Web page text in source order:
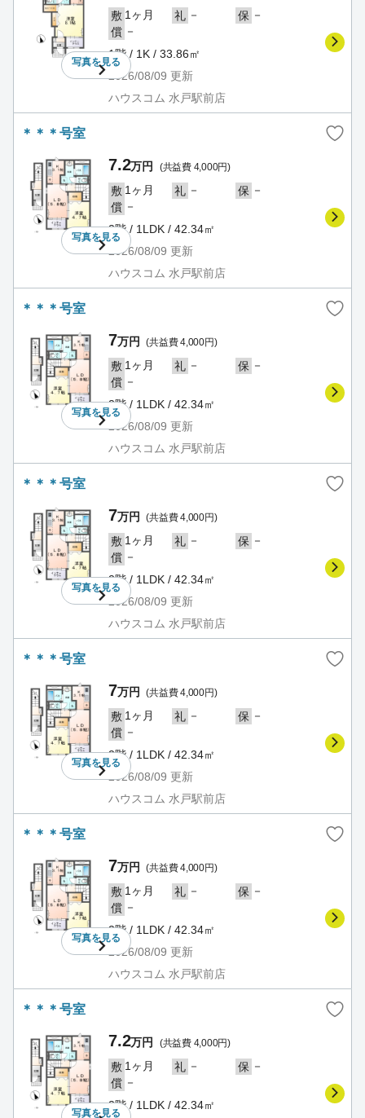
写真を見る
敷 1ヶ月 礼 － 保 －
償 －
1階 / 1K / 33.86㎡
2026/08/09 更新
ハウスコム 水戸駅前店
＊＊＊号室
写真を見る
7.2万円 (共益費 4,000円)
敷 1ヶ月 礼 － 保 －
償 －
2階 / 1LDK / 42.34㎡
2026/08/09 更新
ハウスコム 水戸駅前店
＊＊＊号室
写真を見る
7万円 (共益費 4,000円)
敷 1ヶ月 礼 － 保 －
償 －
2階 / 1LDK / 42.34㎡
2026/08/09 更新
ハウスコム 水戸駅前店
＊＊＊号室
写真を見る
7万円 (共益費 4,000円)
敷 1ヶ月 礼 － 保 －
償 －
2階 / 1LDK / 42.34㎡
2026/08/09 更新
ハウスコム 水戸駅前店
＊＊＊号室
写真を見る
7万円 (共益費 4,000円)
敷 1ヶ月 礼 － 保 －
償 －
2階 / 1LDK / 42.34㎡
2026/08/09 更新
ハウスコム 水戸駅前店
＊＊＊号室
写真を見る
7万円 (共益費 4,000円)
敷 1ヶ月 礼 － 保 －
償 －
2階 / 1LDK / 42.34㎡
2026/08/09 更新
ハウスコム 水戸駅前店
＊＊＊号室
写真を見る
7.2万円 (共益費 4,000円)
敷 1ヶ月 礼 － 保 －
償 －
2階 / 1LDK / 42.34㎡